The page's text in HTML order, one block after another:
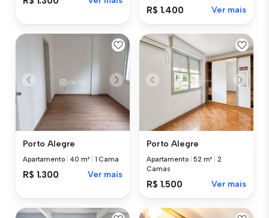
R$ 1.400 Ver mais
Porto Alegre
Apartamento 40 m² 1 Cama
R$ 1.300 Ver mais
Porto Alegre
Apartamento |52 m²
2
Camas
R$ 1.500 Ver mais